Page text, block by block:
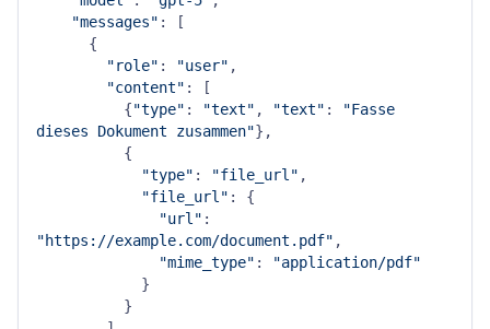
"messages" : [
"role" : "user" ,
"content" : [
          {
"type" : "text" , "text" :
"Fasse
dieses Dokument zusammen"},
"type" : "file_url" ,
"file_url" : {
"url"
"https://example.com/document.pdf" ,
"mime_type" :
"application/pdf"